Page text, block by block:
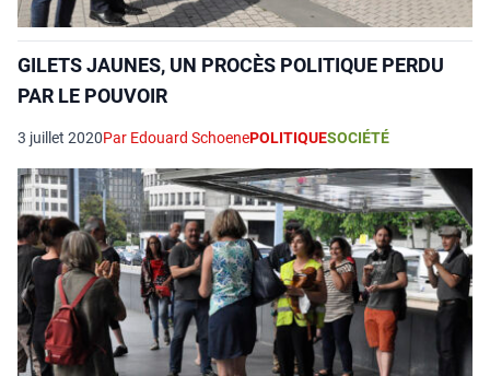
GILETS JAUNES, UN PROCÈS POLITIQUE PERDU
PAR LE POUVOIR
3 juillet 2020Par Edouard SchoenePOLITIQUESOCIÉTÉ